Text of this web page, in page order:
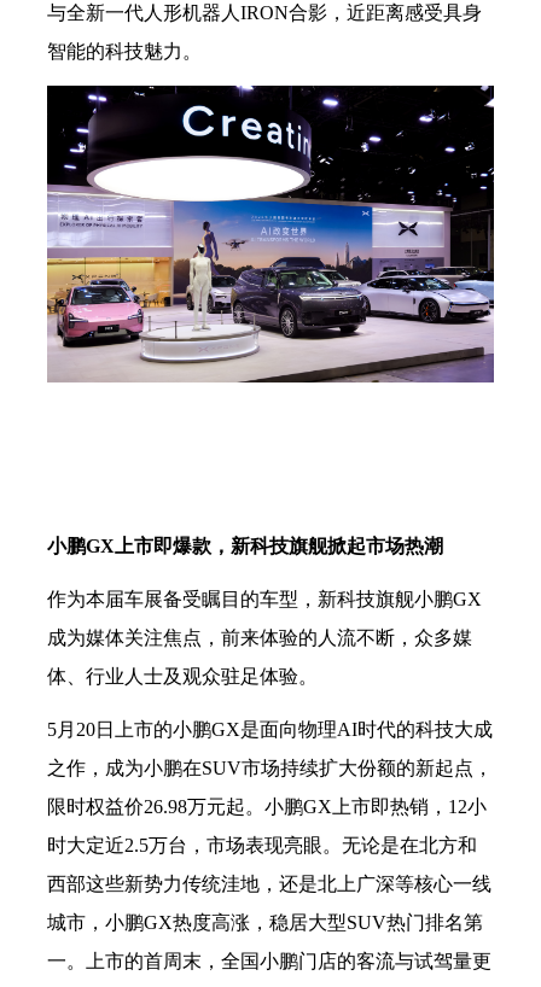
与全新一代人形机器人IRON合影，近距离感受具身
智能的科技魅力。
小鹏GX上市即爆款，新科技旗舰掀起市场热潮
作为本届车展备受瞩目的车型，新科技旗舰小鹏GX
成为媒体关注焦点，前来体验的人流不断，众多媒
体、行业人士及观众驻足体验。
5月20日上市的小鹏GX是面向物理AI时代的科技大成
之作，成为小鹏在SUV市场持续扩大份额的新起点，
限时权益价26.98万元起。小鹏GX上市即热销，12小
时大定近2.5万台，市场表现亮眼。无论是在北方和
西部这些新势力传统洼地，还是北上广深等核心一线
城市，小鹏GX热度高涨，稳居大型SUV热门排名第
一。上市的首周末，全国小鹏门店的客流与试驾量更